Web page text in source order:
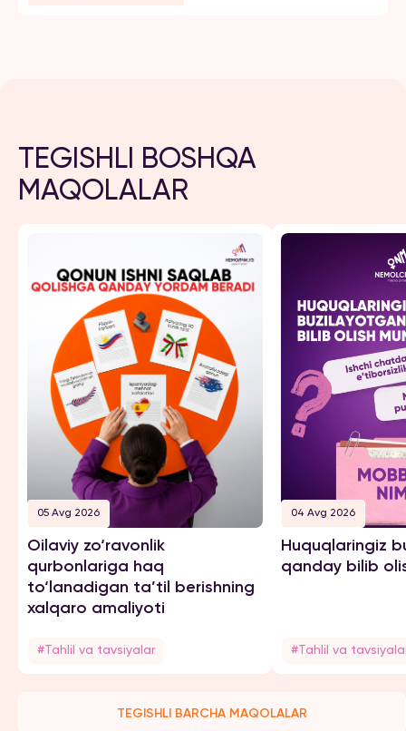
TEGISHLI BOSHQA
MAQOLALAR
05 Avg 2026
Oilaviy zo‘ravonlik
qurbonlariga haq
to‘lanadigan ta’til berishning
xalqaro amaliyoti
#Tahlil va tavsiyalar
04 Avg 2026
Huquqlaringiz
qanday bilib
#Tahlil va
TEGISHLI BARCHA MAQOLALAR